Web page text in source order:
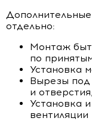
отдельно:
Монтаж
по
Установка
Вырезы под
и
Установка
вентиляции